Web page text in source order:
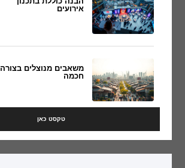
טקסט כאן
אירועים
משאבים מנוצלים בצורה
חכמה